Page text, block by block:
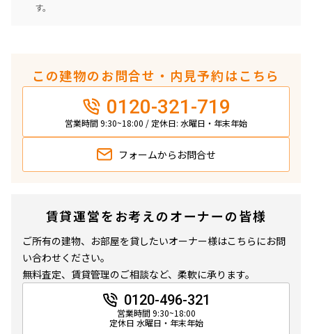
す。
この建物のお問合せ・内見予約はこちら
0120-321-719
営業時間 9:30~18:00 / 定休日: 水曜日・年末年始
フォームから お問合せ
賃貸運営をお考えのオーナーの皆様
ご所有の建物、お部屋を貸したいオーナー様はこちらにお問
い合わせください。
無料査定、賃貸管理のご相談など、柔軟に承ります。
0120-496-321
営業時間 9:30~18:00
定休日 水曜日・年末年始